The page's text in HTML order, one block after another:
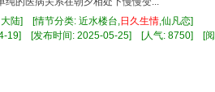
陆] [情节分类: 近水楼台, 日久 生情 ,仙凡恋]
19] [发布时间: 2025-05-25] [人气: 8750] [阅